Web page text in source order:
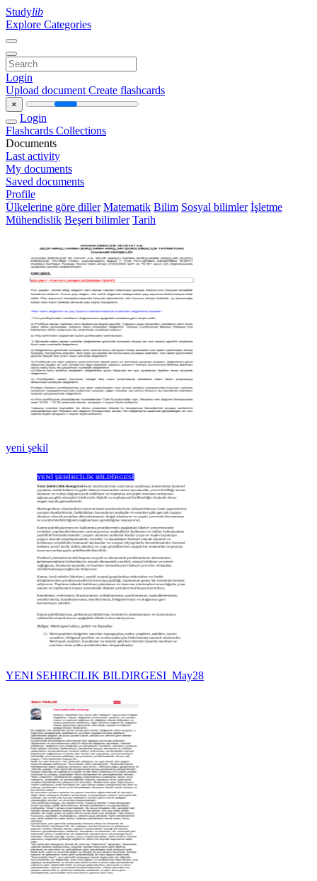
Studylib
Explore Categories
Login
Upload document Create flashcards
×
Login
Flashcards Collections
Documents
Last activity
My documents
Saved documents
Profile
Ülkelerine göre diller Matematik Bilim Sosyal bilimler İşletme
Mühendislik Beşeri bilimler Tarih
yeni şekil
YENI SEHIRCILIK BILDIRGESI_May28